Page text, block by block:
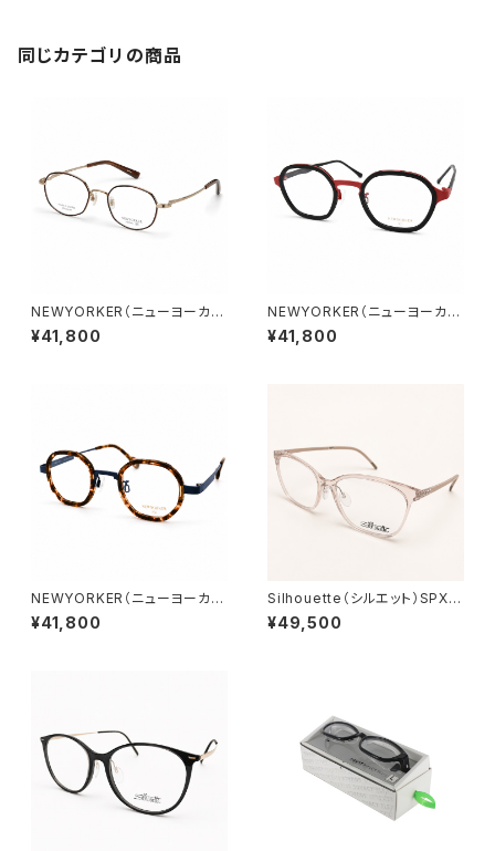
同じカテゴリの商品
NEWYORKER（ニューヨーカ
ー）NY6305 GPW2 47□20-
140 ／ 0078512
¥41,800
NEWYORKER（ニューヨーカ
ー）NY6286 REDS1 47□22-
140 ／ 0077551
¥41,800
NEWYORKER（ニューヨーカ
ー）NY6304 BLS2 40□23-1
37 ／ 0077567
¥41,800
Silhouette（シルエット）SPX15
96/75/8611 53□ 15-125 ／
0077418
¥49,500